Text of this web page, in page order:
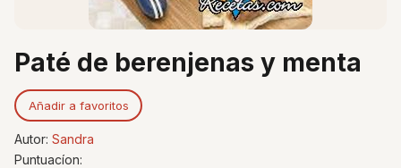
Paté de berenjenas y menta
Añadir a favoritos
Autor: Sandra
Puntuacíon: